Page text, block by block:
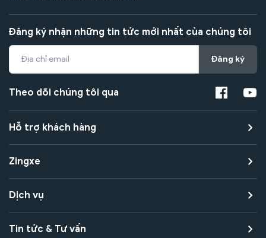
Đăng ký nhận những tin tức mới nhất của chúng tôi
Đăng ký
Theo dõi chúng tôi qua
Hỗ trợ khách hàng
Zingxe
Dịch vụ
Tin tức & Tư vấn